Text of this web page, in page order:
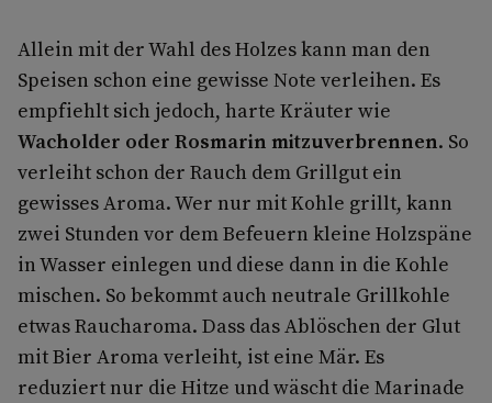
Allein mit der Wahl des Holzes kann man den
Speisen schon eine gewisse Note verleihen. Es
empfiehlt sich jedoch, harte Kräuter wie
Wacholder oder Rosmarin mitzuverbrennen. So
verleiht schon der Rauch dem Grillgut ein
gewisses Aroma. Wer nur mit Kohle grillt, kann
zwei Stunden vor dem Befeuern kleine Holzspäne
in Wasser einlegen und diese dann in die Kohle
mischen. So bekommt auch neutrale Grillkohle
etwas Raucharoma. Dass das Ablöschen der Glut
mit Bier Aroma verleiht, ist eine Mär. Es
reduziert nur die Hitze und wäscht die Marinade